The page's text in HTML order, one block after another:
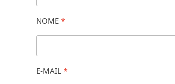
NOME *
E-MAIL *